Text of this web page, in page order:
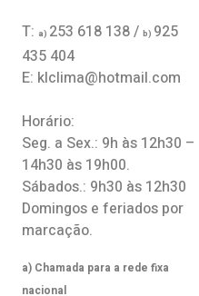
T: a) 253 618 138 /b) 925
435 404
E: klclima@hotmail.com
Horário:
Seg. a Sex.: 9h às 12h30 –
14h30 às 19h00.
Sábados.: 9h30 às 12h30
Domingos e feriados por
marcação.
a) Chamada para a rede fixa
nacional